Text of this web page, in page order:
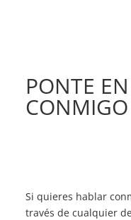
PONTE
CONMIGO
Si quieres hablar
través de cualquier